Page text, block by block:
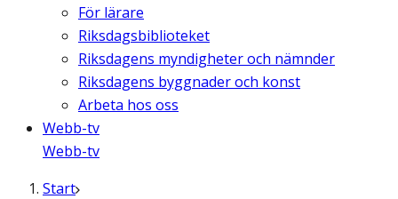
För lärare
Riksdagsbiblioteket
Riksdagens myndigheter och nämnder
Riksdagens byggnader och konst
Arbeta hos oss
Webb-tv
Webb-tv
Start